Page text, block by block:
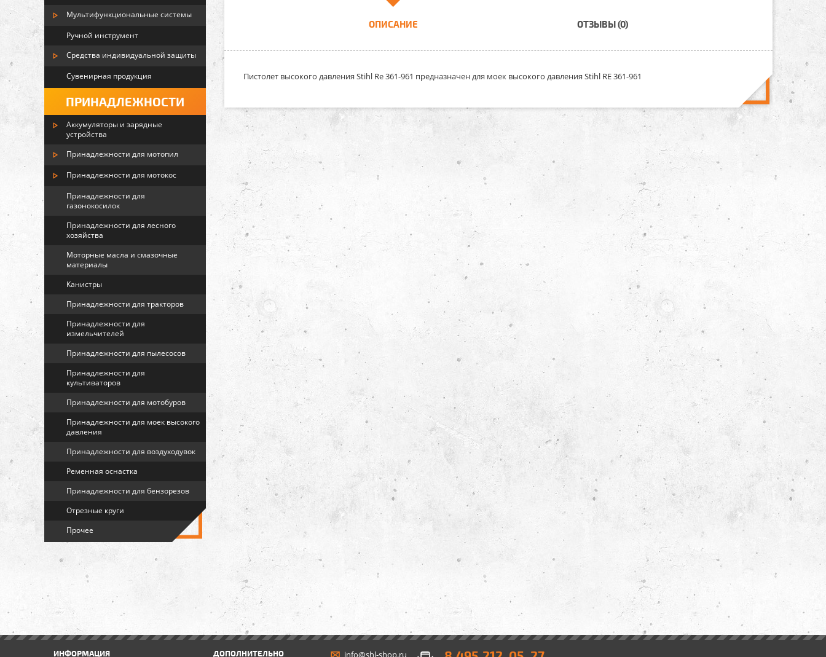
Мультифункциональные системы
Ручной инструмент
Средства индивидуальной защиты
Сувенирная продукция
ПРИНАДЛЕЖНОСТИ
Аккумуляторы и зарядные
устройства
Принадлежности для мотопил
Принадлежности для мотокос
Принадлежности для
газонокосилок
Принадлежности для лесного
хозяйства
Моторные масла и смазочные
материалы
Канистры
Принадлежности для тракторов
Принадлежности для
измельчителей
Принадлежности для пылесосов
Принадлежности для
культиваторов
Принадлежности для мотобуров
Принадлежности для моек высокого
давления
Принадлежности для воздуходувок
Ременная оснастка
Принадлежности для бензорезов
Отрезные круги
Прочее
ОПИСАНИЕ ОТЗЫВЫ (0)
Пистолет высокого давления Stihl Rе 361-961 предназначен для моек высокого давления Stihl RE 361-961
ИНФОРМАЦИЯ ДОПОЛНИТЕЛЬНО info@shl-shop.ru